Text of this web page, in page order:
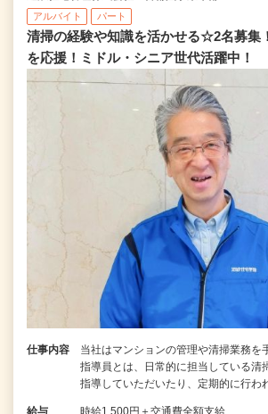
アルバイト パート
清掃の経験や知識を活かせる☆2名募集
を応援！ミドル・シニア世代活躍中！
仕事内容
当社はマンションの管理や清掃業務を
指導員とは、日常的に担当している清
指導していただいたり、定期的に行
給与 時給1,500円＋交通費全額支給